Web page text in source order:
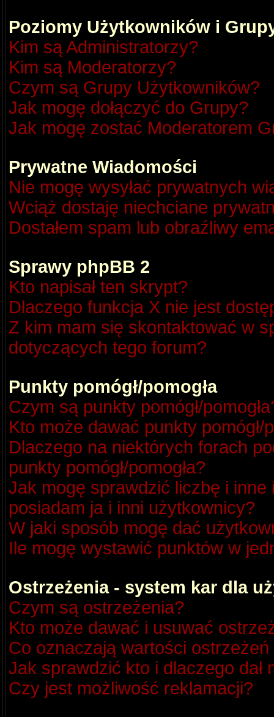
Poziomy Użytkowników i
Kim są Administratorzy?
Kim są Moderatorzy?
Czym są Grupy Użytkowników?
Jak mogę dołączyć do Grupy?
Jak mogę zostać Moderatorem
Prywatne Wiadomości
Nie mogę wysyłać prywatnych
Wciąż dostaję niechciane
Dostałem spam lub obraźliwy
Sprawy phpBB 2
Kto napisał ten skrypt?
Dlaczego funkcja X nie jest
Z kim mam się skontaktować w
dotyczących tego forum?
Punkty pomógł/pomogła
Czym są punkty pomógł/
Kto może dawać punkty pomógł/
Dlaczego na niektórych forach
punkty pomógł/pomogła?
Jak mogę sprawdzić liczbę i
posiadam ja i inni użytkownicy?
W jaki sposób mogę dać
Ile mogę wystawić punktów w
Ostrzeżenia - system kar dla
Czym są ostrzeżenia?
Kto może dawać i usuwać
Co oznaczają wartości
Jak sprawdzić kto i dlaczego dał
Czy jest możliwość reklamacji?